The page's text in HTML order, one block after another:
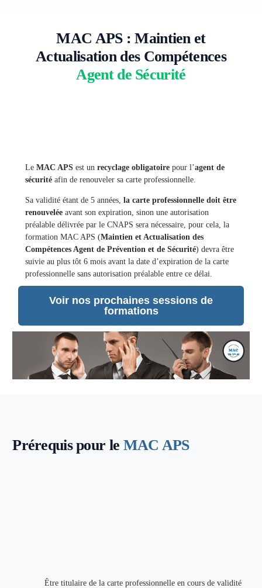
MAC APS : Maintien et
Actualisation des Compétences
Agent de Sécurité
LeMAC APS est un recyclage obligatoire pour l’agent de
sécurité afin de renouveler sa carte professionnelle.
Sa validité étant de 5 années,la carteprofessionnelle doit être
renouvelée avant son expiration, sinon une autorisation
préalable délivrée par le CNAPS sera nécessaire, pour cela, la
formation MAC APS (Maintien et Actualisation des
Compétences Agent de Prévention et de Sécurité) devra être
suivie au plus tôt 6 mois avant la date d’expiration de la carte
professionnelle sans autorisation préalable entre ce délai.
Voir nos prochaines sessions de
formations
Prérequis pour le MAC APS
Être titulaire de la carte professionnelle en cours de validité